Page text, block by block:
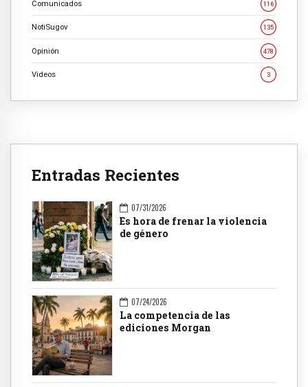
Comunicados 116
NotiSugov 135
Opinión 478
Videos 3
Entradas Recientes
07/31/2026
Es hora de frenar la violencia
de género
07/24/2026
La competencia de las
ediciones Morgan